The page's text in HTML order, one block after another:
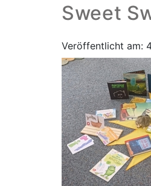
Sweet
Veröffentlicht am: